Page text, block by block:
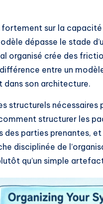
fortement sur la
dépasse le stade
organisé crée des
entre un
dans son architecture.
structurels nécessaires
structurer les
des parties prenantes,
disciplinée de
qu’un simple